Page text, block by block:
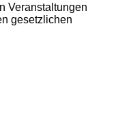
Veranstaltungen
gesetzlichen